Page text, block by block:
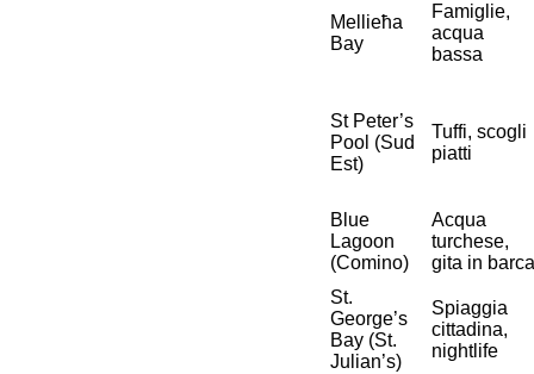
Mellieħa
Bay
Famiglie,
acqua
bassa
St Peter’s
Pool (Sud
Est)
Tuffi, scogli
piatti
Blue
Lagoon
(Comino)
Acqua
turchese,
gita in barca
St.
George’s
Bay (St.
Julian’s)
Spiaggia
cittadina,
nightlife